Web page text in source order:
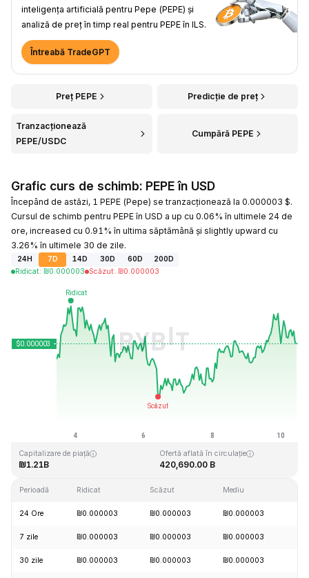
inteligența artificială pentru Pepe (PEPE) și
analiză de preț în timp real pentru PEPE în ILS.
Întreabă TradeGPT
Preț PEPE Predicție de preț
Tranzacționează
PEPE/USDC
Cumpără PEPE
Grafic curs de schimb: PEPE în USD
Începând de astăzi, 1 PEPE (Pepe) se tranzacționează la 0.000003 $.
Cursul de schimb pentru PEPE în USD a up cu 0.06% în ultimele 24 de
ore, increased cu 0.91% în ultima săptămână și slightly upward cu
3.26% în ultimele 30 de zile.
24H 7D 14D 30D 60D
200D
Ridicat: ₪0.000003 Scăzut: ₪0.000003
Ultima actualizare: 2026-08-10, 10:24 GMT+0
Capitalizare de piață
₪1.21B
Ofertă aflată în circulație
420,690.00 B
Perioadă Ridicat Scăzut Mediu
24 Ore ₪0.000003 ₪0.000003 ₪0.000003
7 zile ₪0.000003 ₪0.000003 ₪0.000003
30 zile ₪0.000003 ₪0.000003 ₪0.000003